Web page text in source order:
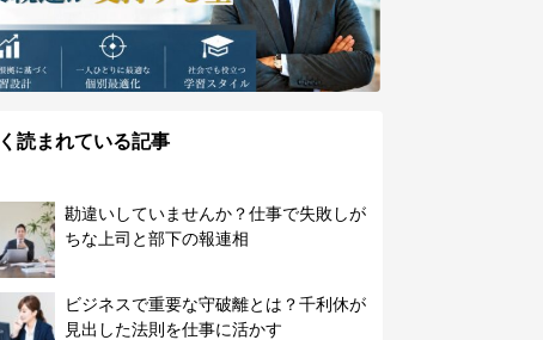
読まれている記事
勘違いしていませんか？仕事で失敗しが
ちな上司と部下の報連相
ビジネスで重要な守破離とは？千利休が
見出した法則を仕事に活かす